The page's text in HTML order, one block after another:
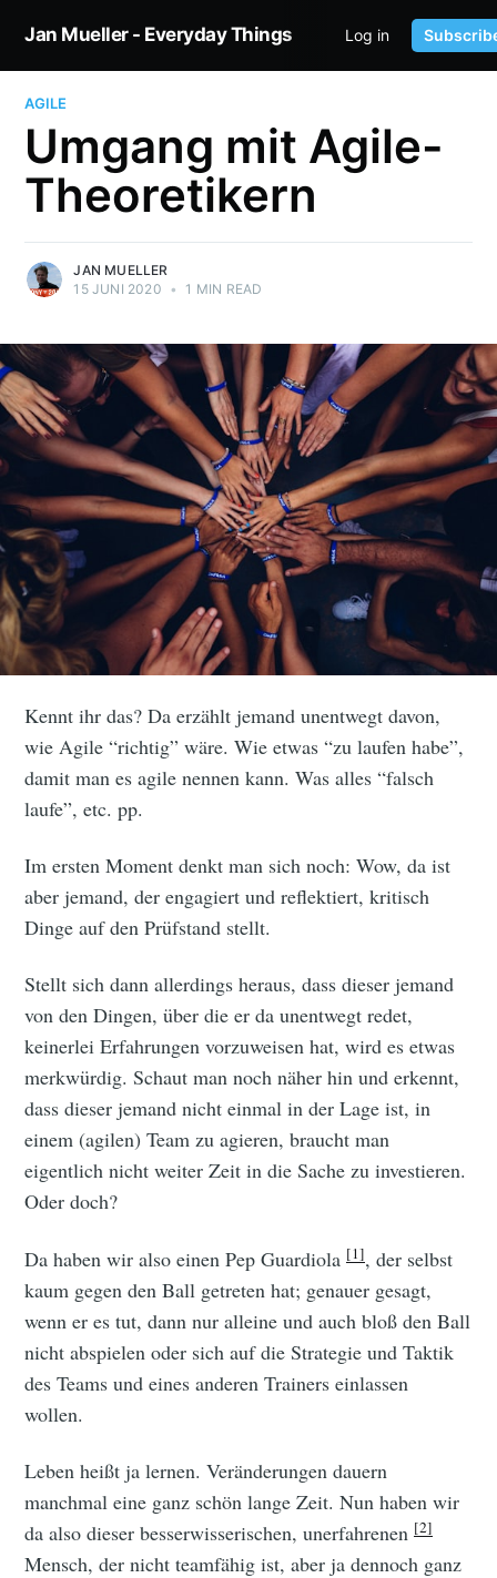
Jan Mueller - Everyday Things HOME TWITTER
Log in
AGILE
Umgang mit Agile-
Theoretikern
JAN MUELLER
15 JUNI 2020 • 1 MIN READ
Kennt ihr das? Da erzählt jemand unentwegt davon,
wie Agile “richtig” wäre. Wie etwas “zu laufen habe”,
damit man es agile nennen kann. Was alles “falsch
laufe”, etc. pp.
Im ersten Moment denkt man sich noch: Wow, da ist
aber jemand, der engagiert und reflektiert, kritisch
Dinge auf den Prüfstand stellt.
Stellt sich dann allerdings heraus, dass dieser jemand
von den Dingen, über die er da unentwegt redet,
keinerlei Erfahrungen vorzuweisen hat, wird es etwas
merkwürdig. Schaut man noch näher hin und erkennt,
dass dieser jemand nicht einmal in der Lage ist, in
einem (agilen) Team zu agieren, braucht man
eigentlich nicht weiter Zeit in die Sache zu investieren.
Oder doch?
Da haben wir also einen Pep Guardiola[1], der selbst
kaum gegen den Ball getreten hat; genauer gesagt,
wenn er es tut, dann nur alleine und auch bloß den Ball
nicht abspielen oder sich auf die Strategie und Taktik
des Teams und eines anderen Trainers einlassen
wollen.
Leben heißt ja lernen. Veränderungen dauern
manchmal eine ganz schön lange Zeit. Nun haben wir
da also dieser besserwisserischen, unerfahrenen[2]
Mensch, der nicht teamfähig ist, aber ja dennoch ganz